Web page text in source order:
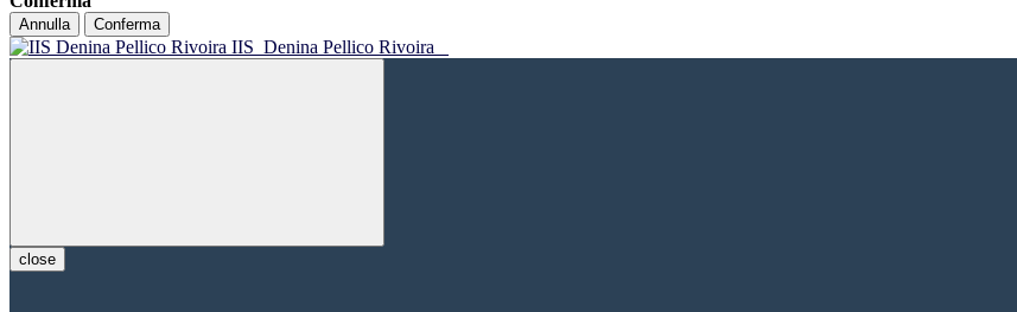
Annulla Conferma
IIS Denina Pellico Rivoira
close